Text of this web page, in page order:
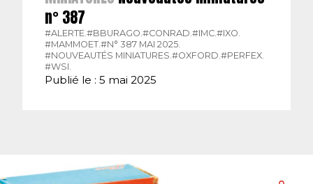
n° 387
#ALERTE.#BBURAGO.#CONRAD.#IMC.#IXO.
#MAMMOET.#N° 387 MAI 2025.
#NOUVEAUTÉS MINIATURES.#OXFORD.#PERFEX.
#WSI.
Publié le : 5 mai 2025